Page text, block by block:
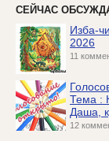
СЕЙЧАС
Изба-
2026
11
Тема :
Даша,
12